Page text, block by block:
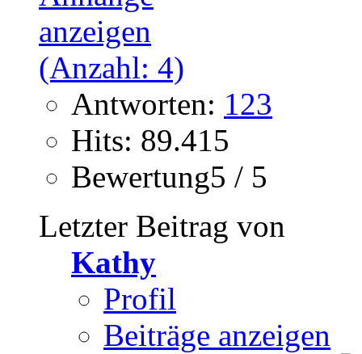
Antworten: 123
Hits: 89.415
Bewertung5 / 5
Letzter Beitrag von
Kathy
Profil
Beiträge anzeigen